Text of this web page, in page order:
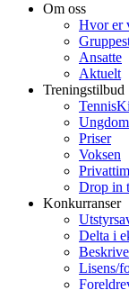
Om oss
Hvor er
Ansatte
Aktuelt
Treningstilbud
Priser
Voksen
Drop in
Konkurranser
Delta i
Lisens/